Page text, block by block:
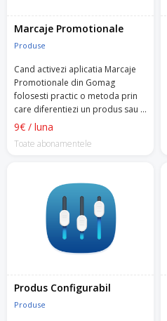
Marcaje Promotionale
Produse
Cand activezi aplicatia Marcaje
Promotionale din Gomag
folosesti practic o metoda prin
care diferentiezi un produs sau o
colectie de produse.
9€ / luna
Toate abonamentele
Produs Configurabil
Produse